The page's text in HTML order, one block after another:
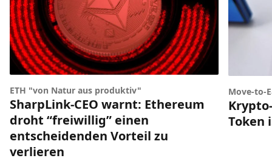
ETH "von Natur aus produktiv"
SharpLink-CEO warnt: Ethereum
droht “freiwillig” einen
entscheidenden Vorteil zu
verlieren
Move-to-
Token